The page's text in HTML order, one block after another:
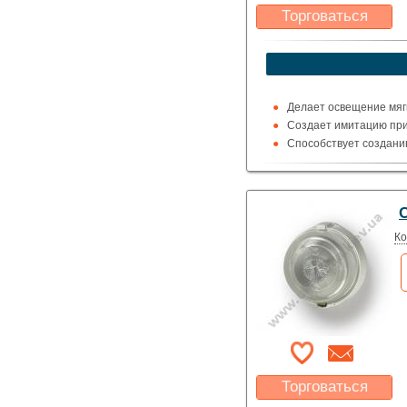
Торговаться
Какая цена Вас
устроит?
Делает освещение
Создает имитацию
Способствует
Торговаться